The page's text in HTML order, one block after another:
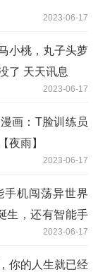
2023-06-17
小桃，丸子头萝
了 天天讯息
2023-06-17
画：T脸训练员
夜雨】
2023-06-17
手机闯荡异世界
生，还有智能手
2023-06-17
你的人生就已经